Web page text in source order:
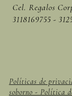
Cel. Regalos
3118169755 -
Políticas de
soborno - Política